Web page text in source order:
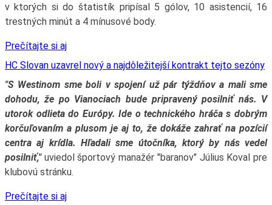
v ktorých si do štatistík pripísal 5 gólov, 10 asistencií, 16
trestných minút a 4 mínusové body.
Prečítajte si aj
HC Slovan uzavrel nový a najdôležitejší kontrakt tejto sezóny
"S Westinom sme boli v spojení už pár týždňov a mali sme
dohodu, že po Vianociach bude pripravený posilniť nás. V
utorok odlieta do Európy. Ide o technického hráča s dobrým
korčuľovaním a plusom je aj to, že dokáže zahrať na pozícií
centra aj krídla. Hľadali sme útočníka, ktorý by nás vedel
posilniť,"uviedol športový manažér "baranov" Július Koval pre
klubovú stránku.
Prečítajte si aj